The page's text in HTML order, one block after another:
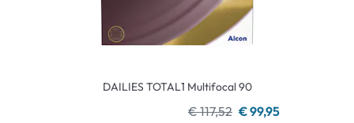
DAILIES TOTAL1 Multifocal 90
€ 117,52 € 99,95